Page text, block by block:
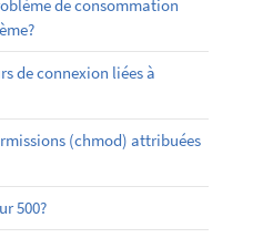
de consommation
de connexion liées à
(chmod) attribuées
500?